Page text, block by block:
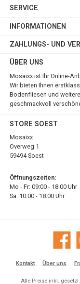
SERVICE
INFORMATIONEN
ZAHLUNGS- UND
ÜBER UNS
Mosaixx ist Ihr Online-
Wir bieten Ihnen
Bodenfliesen und
geschmackvoll
STORE SOEST
Mosaixx
Overweg 1
59494 Soest
Öffnungszeiten:
Mo - Fr: 09:00 - 18:00 Uhr
Sa: 10:00 - 18:00 Uhr
Facebook
Kontakt Über uns
Alle Preise inkl.